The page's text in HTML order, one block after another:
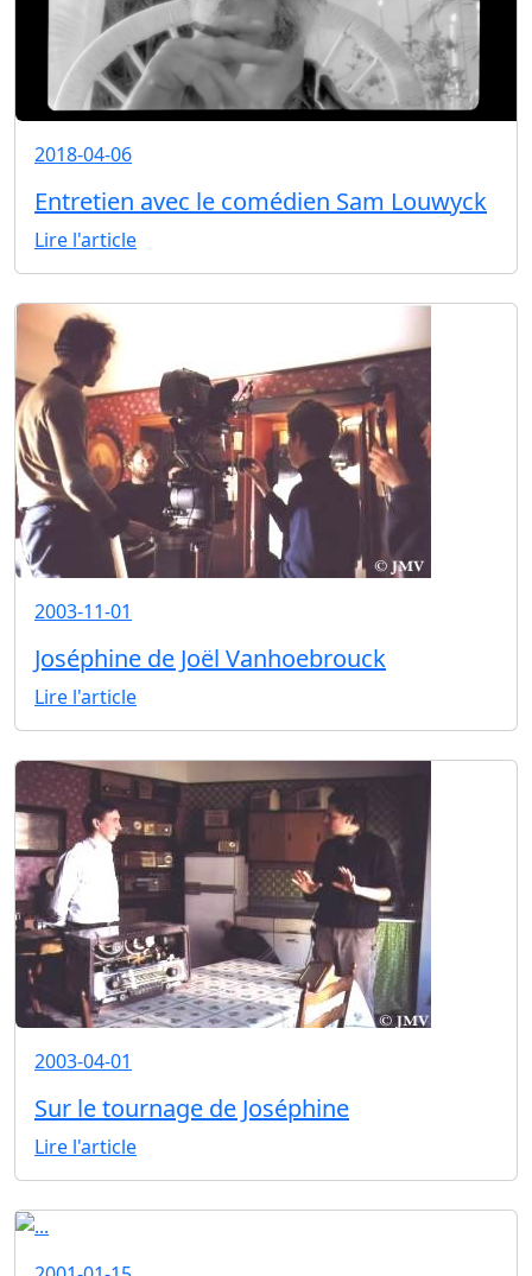
2018-04-06
Entretien avec le comédien Sam Louwyck
Lire l'article
2003-11-01
Joséphine de Joël Vanhoebrouck
Lire l'article
2003-04-01
Sur le tournage de Joséphine
Lire l'article